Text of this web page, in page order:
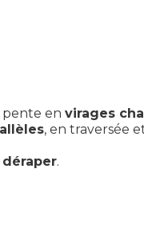
pente en virages
, en traversée
.